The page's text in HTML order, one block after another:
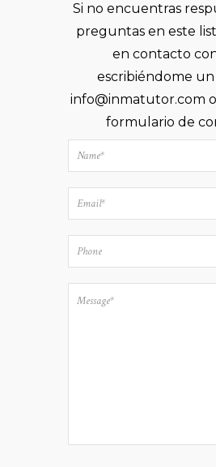
Si no encuentras
preguntas en este
en contacto
escribiéndome un
info@inmatutor.com
formulario de